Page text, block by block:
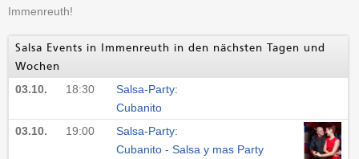
Immenreuth!
Salsa Events in Immenreuth in den nächsten Tagen und
Wochen
03.10. 18:30
Salsa-Party:
Cubanito
03.10.
19:00
Salsa-Party:
Cubanito - Salsa y mas Party